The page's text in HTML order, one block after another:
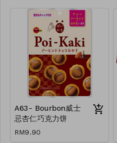
A63- Bourbon威士
忌杏仁巧克力饼
RM9.90